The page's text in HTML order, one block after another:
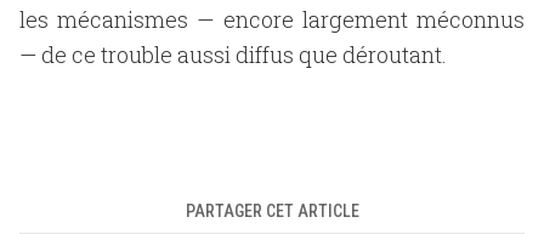
les mécanismes — encore largement méconnus
— de ce trouble aussi diffus que déroutant.
PARTAGER CET ARTICLE